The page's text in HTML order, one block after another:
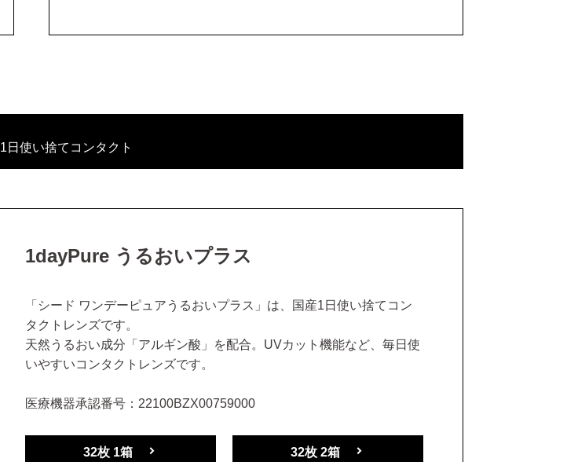
1日使い捨てコンタクト
1dayPure うるおいプラス
「シード ワンデーピュアうるおいプラス」は、国産1日使い捨てコン
タクトレンズです。
天然うるおい成分「アルギン酸」を配合。UVカット機能など、毎日使
いやすいコンタクトレンズです。
医療機器承認番号：22100BZX00759000
32枚 1箱 32枚 2箱